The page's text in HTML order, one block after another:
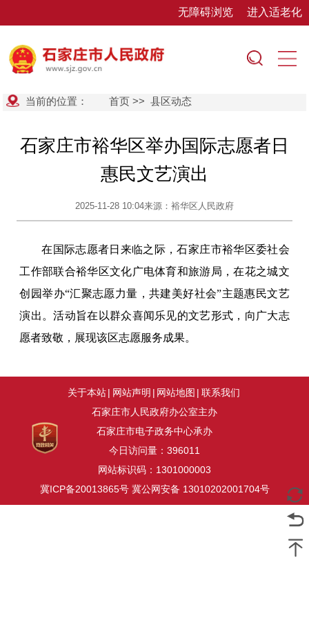
无障碍浏览 进入适老化
当前的位置： 首页 >>县区动态
石家庄市裕华区举办国际志愿者日
惠民文艺演出
2025-11-28 10:04来源：裕华区人民政府
在国际志愿者日来临之际，石家庄市裕华区委社会
工作部联合裕华区文化广电体育和旅游局，在花之城文
创园举办“汇聚志愿力量，共建美好社会”主题惠民文艺
演出。活动旨在以群众喜闻乐见的文艺形式，向广大志
愿者致敬，展现该区志愿服务成果。
关于本站| 网站声明 | 网站地图 | 联系我们
石家庄市人民政府办公室主办
石家庄市电子政务中心承办
今日访问量： 396011
网站标识码：1301000003
冀ICP备20013865号 冀公网安备 13010202001704号